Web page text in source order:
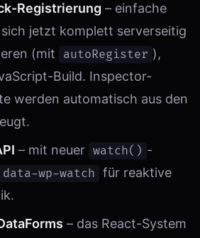
Registrierung – einfache
sich jetzt komplett serverseitig
(mit
autoRegister ),
Build. Inspector-
werden automatisch aus den
– mit neuer watch() -
data-wp-watch für reaktive
– das React-System